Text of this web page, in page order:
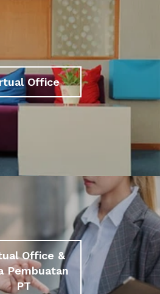
Office
Office &
Pembuatan
PT